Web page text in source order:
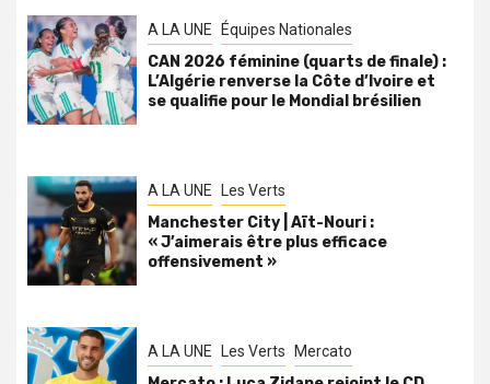
A LA UNE Équipes Nationales
CAN 2026 féminine (quarts de finale) :
L’Algérie renverse la Côte d’Ivoire et
se qualifie pour le Mondial brésilien
A LA UNE Les Verts
Manchester City | Aït-Nouri :
« J’aimerais être plus efficace
offensivement »
A LA UNE Les Verts Mercato